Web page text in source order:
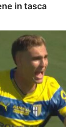
in tasca